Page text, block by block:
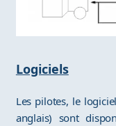
Logiciels
Les pilotes, le
anglais) sont